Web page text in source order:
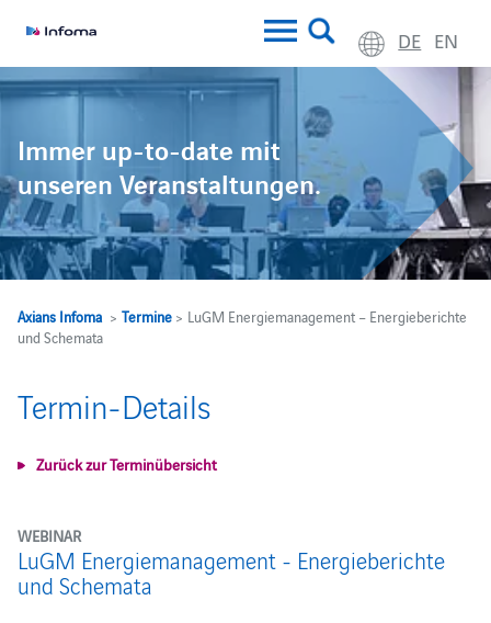
DE EN
Immer up-to-date mit
unseren Veranstaltungen.
Axians Infoma> Termine> LuGM Energiemanagement – Energieberichte
und Schemata
Termin-Details
Zurück zur Terminübersicht
WEBINAR
LuGM Energiemanagement - Energieberichte
und Schemata